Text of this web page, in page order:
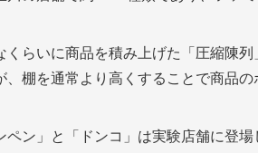
らいに商品を積み上げた「圧縮陳列
棚を通常より高くすることで商品の
ン」と「ドンコ」は実験店舗に登場